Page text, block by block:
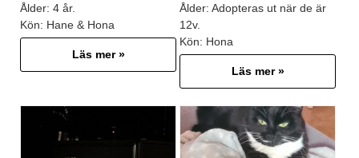
Ålder: 4 år.
Kön: Hane & Hona
Läs mer »
Ålder: Adopteras ut när de är
12v.
Kön: Hona
Läs mer »